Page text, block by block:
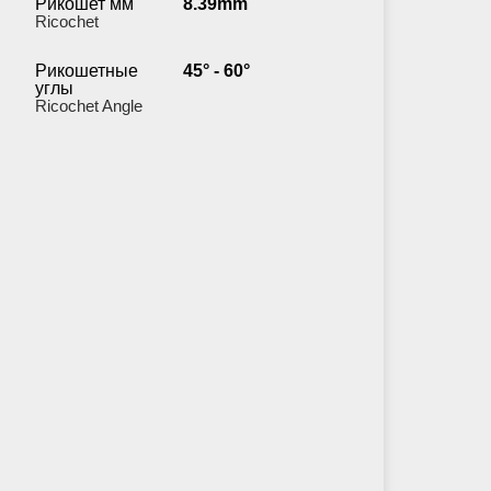
Рикошет мм
Ricochet
8.39mm
Рикошетные
углы
Ricochet Angle
45° - 60°